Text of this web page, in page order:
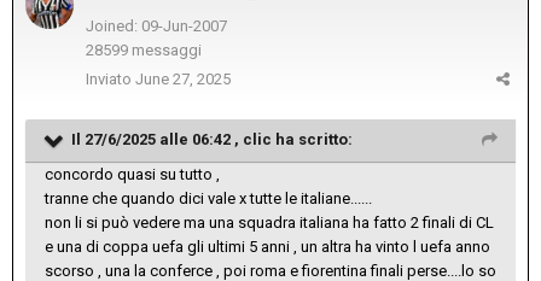
Joined: 09-Jun-2007
28599 messaggi
Inviato June 27, 2025
Il 27/6/2025 alle 06:42 , clic ha scritto:
concordo quasi su tutto ,
tranne che quando dici vale x tutte le italiane......
non li si può vedere ma una squadra italiana ha fatto 2 finali di CL
e una di coppa uefa gli ultimi 5 anni , un altra ha vinto l uefa anno
scorso , una la conferce , poi roma e fiorentina finali perse....lo so